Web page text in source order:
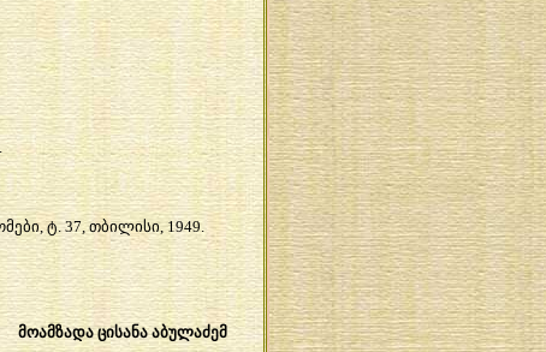
,ტ. 37,თბილისი, 1949.
მოამზადა ცისანა აბულაძემ